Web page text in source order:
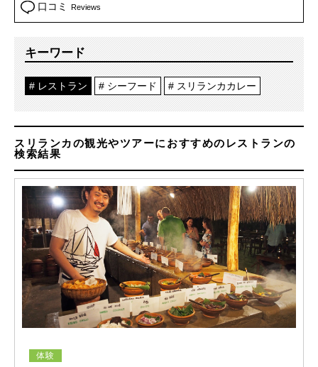
口コミ Reviews
キーワード
レストラン シーフード スリランカカレー
スリランカの観光やツアーにおすすめのレストランの
検索結果
体験